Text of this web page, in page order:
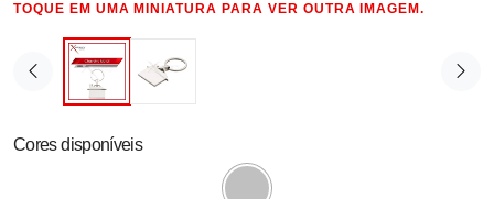
TOQUE EM UMA MINIATURA PARA VER OUTRA IMAGEM.
Cores disponíveis